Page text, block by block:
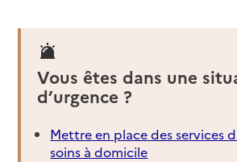
Vous êtes dans une
d’urgence ?
Mettre en place des services
soins à domicile